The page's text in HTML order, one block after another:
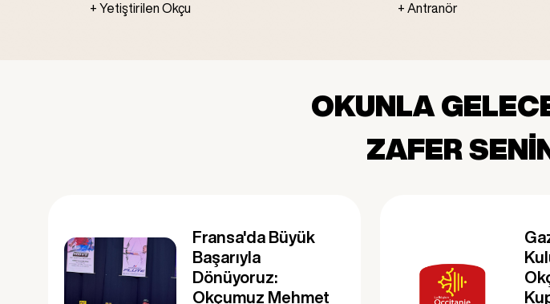
+ Yetiştirilen Okçu + Antranör
OKUNLA
ZAFER
Fransa'da Büyük
Başarıyla
Dönüyoruz:
Okçumuz Mehmet